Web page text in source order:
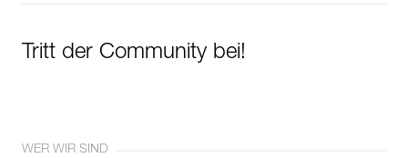
Tritt der Community bei!
WER WIR SIND